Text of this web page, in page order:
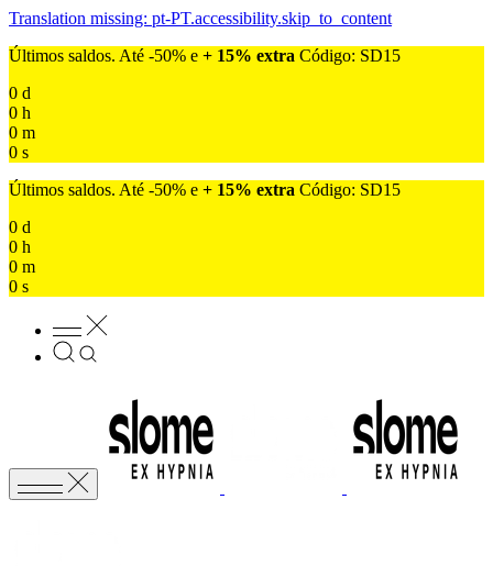
Translation missing: pt-PT.accessibility.skip_to_content
Últimos saldos. Até -50% e + 15% extra Código: SD15
0 d
0 h
0 m
0 s
Últimos saldos. Até -50% e + 15% extra Código: SD15
0 d
0 h
0 m
0 s